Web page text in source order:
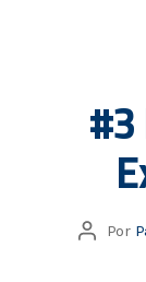
#3
Por